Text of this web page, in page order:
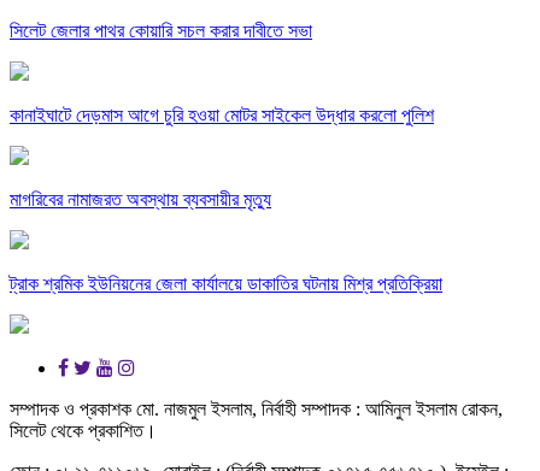
সিলেট জেলার পাথর কোয়ারি সচল করার দাবীতে সভা
কানাইঘাটে দেড়মাস আগে চুরি হওয়া মোটর সাইকেল উদ্ধার করলো পুলিশ
মাগরিবের নামাজরত অবস্থায় ব্যবসায়ীর মৃত্যু
ট্রাক শ্রমিক ইউনিয়নের জেলা কার্যালয়ে ডাকাতির ঘটনায় মিশ্র প্রতিক্রিয়া
সম্পাদক ও প্রকাশক মো. নাজমুল ইসলাম, নির্বাহী সম্পাদক : আমিনুল ইসলাম রোকন,
সিলেট থেকে প্রকাশিত।